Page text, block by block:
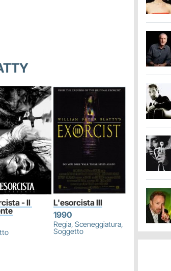
- Il
L'esorcista III
1990
Regia, Sceneggiatura,
Soggetto